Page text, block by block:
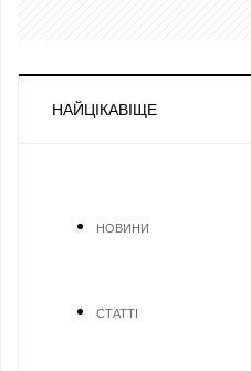
НАЙЦІКАВІЩЕ
НОВИНИ
СТАТТІ